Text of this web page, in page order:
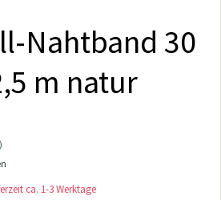
Nahtband 30
m natur
ca. 1-3 Werktage